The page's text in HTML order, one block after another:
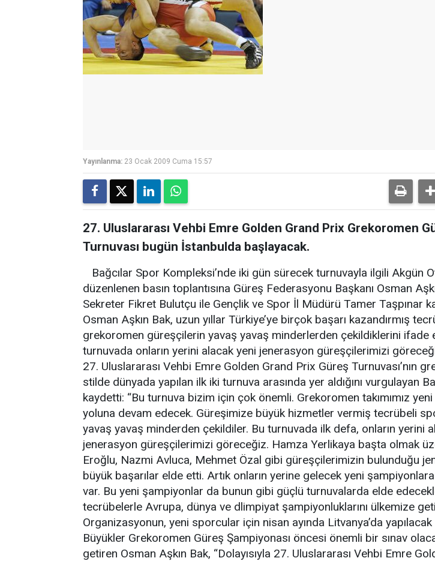
Yayınlanma: 23 Ocak 2009 Cuma 15:57
27. Uluslararası Vehbi Emre Golden Grand Prix Grekoromen
Turnuvası bugün İstanbulda başlayacak.
Bağcılar Spor Kompleksi’nde iki gün sürecek turnuvayla ilgili Akgün
düzenlenen basın toplantısına Güreş Federasyonu Başkanı Osman
Sekreter Fikret Bulutçu ile Gençlik ve Spor İl Müdürü Tamer Taşpınar
Osman Aşkın Bak, uzun yıllar Türkiye’ye birçok başarı kazandırmış
grekoromen güreşçilerin yavaş yavaş minderlerden çekildiklerini ifade
turnuvada onların yerini alacak yeni jenerasyon güreşçilerimizi
27. Uluslararası Vehbi Emre Golden Grand Prix Güreş Turnuvası’nın
stilde dünyada yapılan ilk iki turnuva arasında yer aldığını vurgulayan
kaydetti: “Bu turnuva bizim için çok önemli. Grekoromen takımımız
yoluna devam edecek. Güreşimize büyük hizmetler vermiş tecrübeli
yavaş yavaş minderden çekildiler. Bu turnuvada ilk defa, onların yerini
jenerasyon güreşçilerimizi göreceğiz. Hamza Yerlikaya başta olmak
Eroğlu, Nazmi Avluca, Mehmet Özal gibi güreşçilerimizin bulunduğu
büyük başarılar elde etti. Artık onların yerine gelecek yeni şampiyonlara
var. Bu yeni şampiyonlar da bunun gibi güçlü turnuvalarda elde
tecrübelerle Avrupa, dünya ve dlimpiyat şampiyonluklarını ülkemize
Organizasyonun, yeni sporcular için nisan ayında Litvanya’da
Büyükler Grekoromen Güreş Şampiyonası öncesi önemli bir sınav
getiren Osman Aşkın Bak, “Dolayısıyla 27. Uluslararası Vehbi Emre